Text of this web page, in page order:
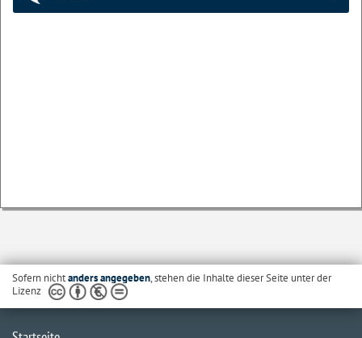
Sofern nichtanders angegeben, stehen die Inhalte dieser Seite unter der
Lizenz